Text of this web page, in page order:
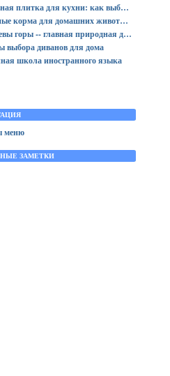
» Кафельная плитка для кухни: как выбрать практичную отделку
» Отличные корма для домашних животных
» Воробьевы горы -- главная природная достопримечательность Москвы
выбора диванов для дома
школа иностранного языка
меню
ЗАМЕТКИ